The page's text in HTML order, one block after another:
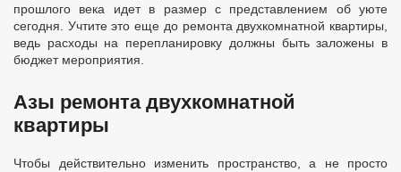
прошлого века идет в размер с представлением об уюте
сегодня. Учтите это еще до ремонта двухкомнатной квартиры,
ведь расходы на перепланировку должны быть заложены в
бюджет мероприятия.
Азы ремонта двухкомнатной
квартиры
Чтобы действительно изменить пространство, а не просто